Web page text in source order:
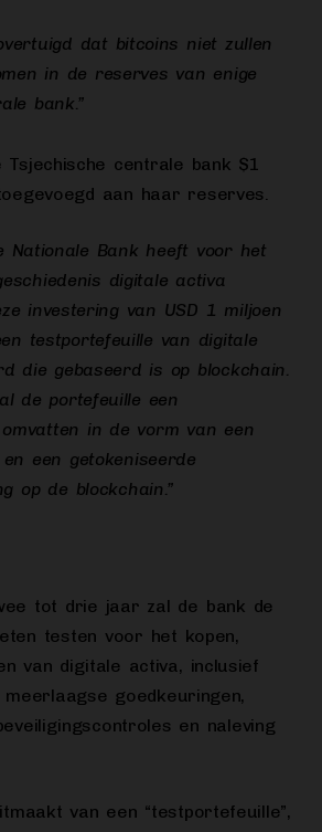
dat bitcoins niet zullen
in de reserves van enige
bank.”
Tsjechische centrale bank $1
aan haar reserves.
Nationale Bank heeft voor het
digitale activa
investering van USD 1 miljoen
testportefeuille van digitale
die gebaseerd is op blockchain.
de portefeuille een
in de vorm van een
en een getokeniseerde
op de blockchain.”
tot drie jaar zal de bank de
testen voor het kopen,
van digitale activa, inclusief
meerlaagse goedkeuringen,
en naleving
van een “testportefeuille”,